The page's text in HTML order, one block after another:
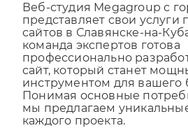
представляет свои услуги
сайтов в Славянске-на-
команда экспертов готова
профессионально
сайт, который станет
инструментом для вашего
Понимая основные
мы предлагаем
каждого проекта.